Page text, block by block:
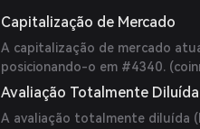
Capitalização de Mercado
A capitalização de mercado
posicionando-o em #4340. (
Avaliação Totalmente Diluída
A avaliação totalmente diluída